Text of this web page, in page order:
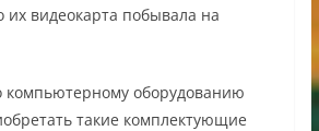
их видеокарта побывала на
компьютерному оборудованию
такие комплектующие